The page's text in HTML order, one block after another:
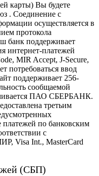
карты) Вы будете
. Соединение с
осуществляется в
протокола
банк поддерживает
интернет-платежей
MIR Accept, J-Secure,
потребоваться ввод
поддерживает 256-
сообщаемой
ПАО СБЕРБАНК.
третьим
платежей по банковским
с
Visa Int., MasterCard
(СБП)